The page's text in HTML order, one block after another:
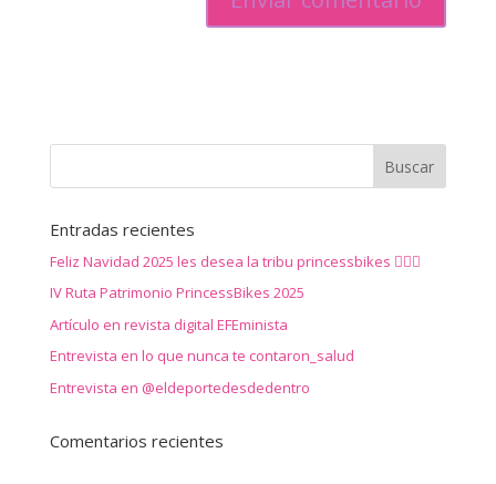
Entradas recientes
Feliz Navidad 2025 les desea la tribu princessbikes 🚴‍♀️✨
IV Ruta Patrimonio PrincessBikes 2025
Artículo en revista digital EFEminista
Entrevista en lo que nunca te contaron_salud
Entrevista en @eldeportedesdedentro
Comentarios recientes